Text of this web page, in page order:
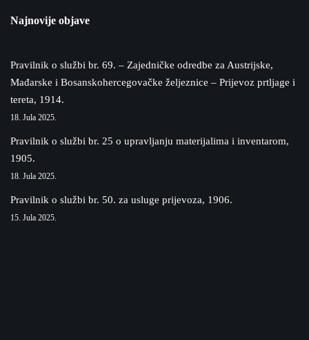
Najnovije objave
Pravilnik o službi br. 69. – Zajedničke odredbe za Austrijske,
Mađarske i Bosanskohercegovačke željeznice – Prijevoz prtljage i
tereta, 1914.
18. Jula 2025.
Pravilnik o službi br. 25 o upravljanju materijalima i inventarom,
1905.
18. Jula 2025.
Pravilnik o službi br. 50. za usluge prijevoza, 1906.
15. Jula 2025.